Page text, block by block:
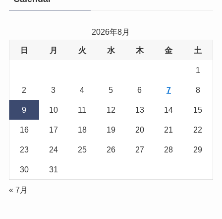
2026年8月
日 月 火 水 木 金 土
1
2 3 4 5 6 7 8
9 10 11 12 13 14 15
16 17 18 19 20 21 22
23 24 25 26 27 28 29
30 31
« 7月